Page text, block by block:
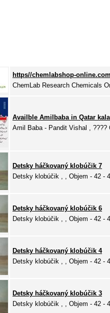
https//chemlabshop-
ChemLab Research Chemicals
Availble Amilbaba in Qatar
Amil Baba - Pandit Vishal , ????
Detsky háčkovaný klobúčik 7
Detsky klobúčik , , Objem - 42 -
Detsky háčkovaný klobúčik 6
Detsky klobúčik , , Objem - 42 -
Detsky háčkovaný klobúčik 4
Detsky klobúčik , , Objem - 42 -
Detsky háčkovaný klobúčik 3
Detsky klobúčik , , Objem - 42 -